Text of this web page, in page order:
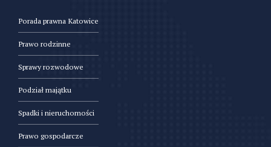
Porada prawna Katowice
Prawo rodzinne
Sprawy rozwodowe
Podział majątku
Spadki i nieruchomości
Prawo gospodarcze